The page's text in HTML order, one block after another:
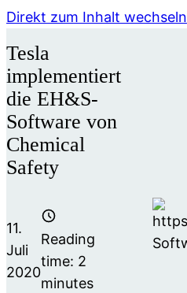
Direkt zum Inhalt wechseln
Tesla
implementiert
die EH&S-
Software von
Chemical
Safety
11.
Juli
2020
Reading
time: 2
minutes